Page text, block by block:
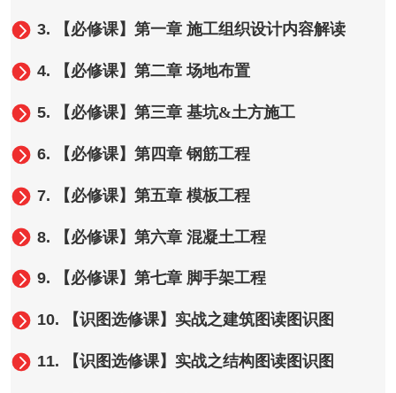
3. 【必修课】第一章 施工组织设计内容解读
4. 【必修课】第二章 场地布置
5. 【必修课】第三章 基坑&土方施工
6. 【必修课】第四章 钢筋工程
7. 【必修课】第五章 模板工程
8. 【必修课】第六章 混凝土工程
9. 【必修课】第七章 脚手架工程
10. 【识图选修课】实战之建筑图读图识图
11. 【识图选修课】实战之结构图读图识图